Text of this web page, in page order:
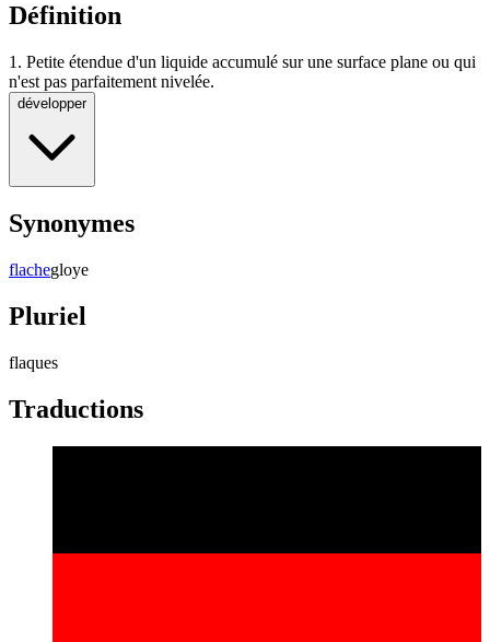
Définition
1. Petite étendue d'un liquide accumulé sur une surface plane ou qui
n'est pas parfaitement nivelée.
développer
Synonymes
flachegloye
Pluriel
flaques
Traductions